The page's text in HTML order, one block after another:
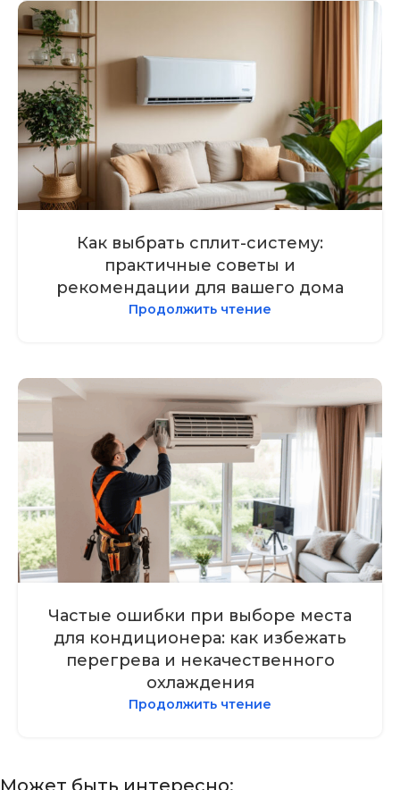
Как выбрать сплит-систему:
практичные советы и
рекомендации для вашего дома
Продолжить чтение
Частые ошибки при выборе места
для кондиционера: как избежать
перегрева и некачественного
охлаждения
Продолжить чтение